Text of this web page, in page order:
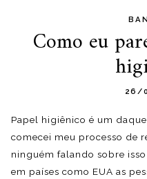
Como eu
26/
Papel higiênico é um
comecei meu processo de
ninguém falando sobre
em países como EUA as